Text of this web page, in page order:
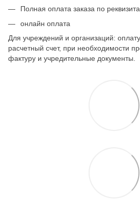
Полная оплата заказа по
онлайн оплата
Для учреждений и организаций:
расчетный счет, при необходимости
фактуру и учредительные документы.